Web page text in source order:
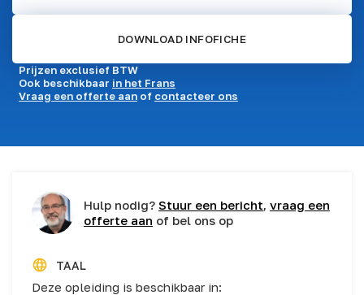
DOWNLOAD INFOFICHE
Prijzen exclusief BTW
Ook beschikbaar in het Frans
Vraag een offerte aan of contacteer ons
Hulp nodig? Stuur een bericht, vraag een
offerte aan of bel ons op
TAAL
Deze opleiding is beschikbaar in: